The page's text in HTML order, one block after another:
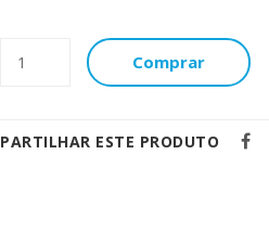
Comprar
PARTILHAR ESTE PRODUTO